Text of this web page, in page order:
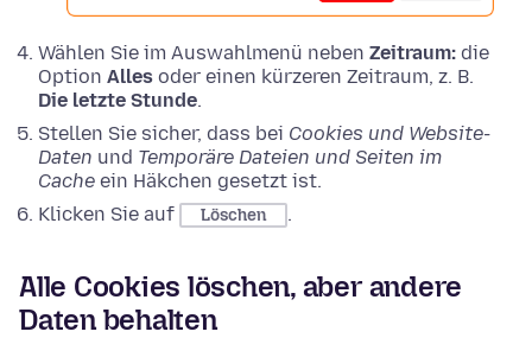
Wählen Sie im Auswahlmenü neben Zeitraum: die
Option Alles oder einen kürzeren Zeitraum, z. B.
Die letzte Stunde.
Stellen Sie sicher, dass bei Cookies und Website-
Daten und Temporäre Dateien und Seiten im
Cache ein Häkchen gesetzt ist.
Klicken Sie auf
Löschen .
Alle Cookies löschen, aber andere
Daten behalten